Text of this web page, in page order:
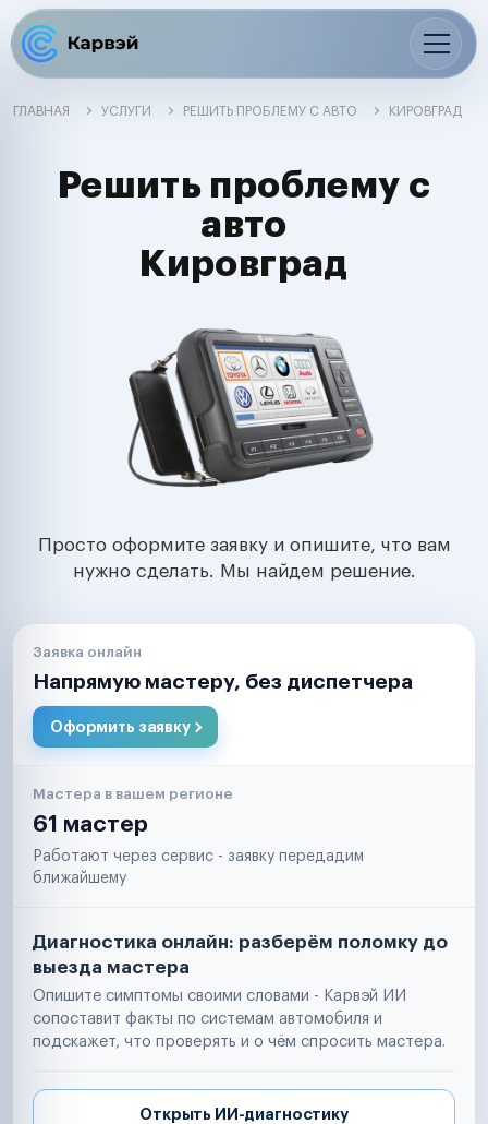
ГЛАВНАЯ УСЛУГИ РЕШИТЬ ПРОБЛЕМУ С АВТО КИРОВГРАД
Решить проблему с
авто
Кировград
Просто оформите заявку и опишите, что вам
нужно сделать. Мы найдем решение.
Заявка онлайн
Напрямую мастеру, без диспетчера
Оформить заявку
Мастера в вашем регионе
61 мастер
Работают через сервис - заявку передадим
ближайшему
Диагностика онлайн: разберём поломку до
выезда мастера
Опишите симптомы своими словами - Карвэй ИИ
сопоставит факты по системам автомобиля и
подскажет, что проверять и о чём спросить мастера.
Открыть ИИ-диагностику